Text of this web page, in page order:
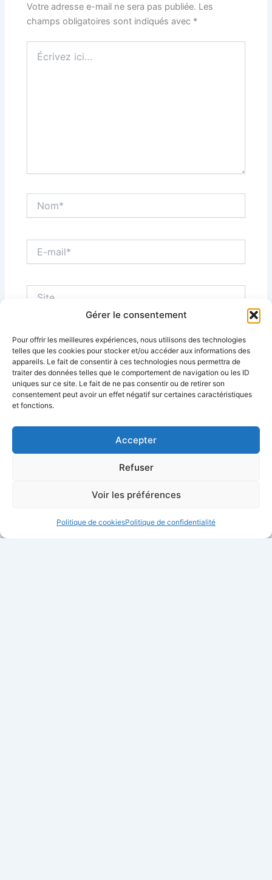
Gérer le consentement
Pour offrir les meilleures expériences, nous utilisons des technologies
telles que les cookies pour stocker et/ou accéder aux informations des
appareils. Le fait de consentir à ces technologies nous permettra de
traiter des données telles que le comportement de navigation ou les ID
uniques sur ce site. Le fait de ne pas consentir ou de retirer son
consentement peut avoir un effet négatif sur certaines caractéristiques
et fonctions.
Accepter
Refuser
Voir les préférences
Politique de cookiesPolitique de confidentialité
Votre adresse e-mail ne sera pas publiée. Les
champs obligatoires sont indiqués avec *
ici…
mail*
Alternative: